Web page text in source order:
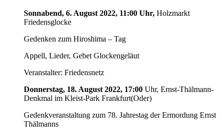
Sonnabend, 6. August 2022, 11:00 Uhr, Holzmarkt
Friedensglocke
Gedenken zum Hiroshima – Tag
Appell, Lieder, Gebet Glockengeläut
Veranstalter: Friedensnetz
Donnerstag, 18. August 2022, 17:00 Uhr, Ernst-Thälmann-
Denkmal im Kleist-Park Frankfurt(Oder)
Gedenkveranstaltung zum 78. Jahrestag der Ermordung Ernst
Thälmanns